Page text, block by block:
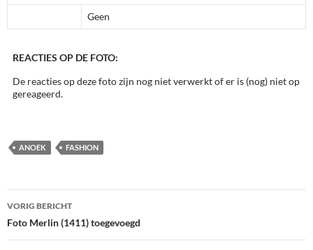
Geen
REACTIES OP DE FOTO:
De reacties op deze foto zijn nog niet verwerkt of er is (nog) niet op
gereageerd.
ANOEK FASHION
Bericht
navigatie
VORIG BERICHT
Foto Merlin (1411) toegevoegd